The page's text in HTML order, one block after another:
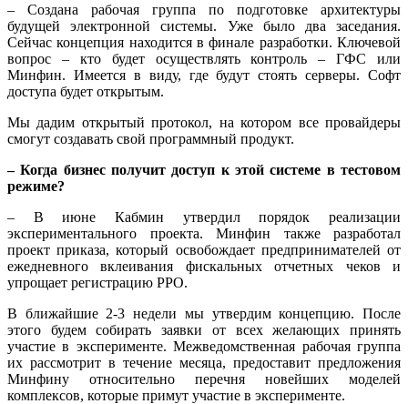
– Создана рабочая группа по подготовке архитектуры
будущей электронной системы. Уже было два заседания.
Сейчас концепция находится в финале разработки. Ключевой
вопрос – кто будет осуществлять контроль – ГФС или
Минфин. Имеется в виду, где будут стоять серверы. Софт
доступа будет открытым.
Мы дадим открытый протокол, на котором все провайдеры
смогут создавать свой программный продукт.
– Когда бизнес получит доступ к этой системе в тестовом
режиме?
– В июне Кабмин утвердил порядок реализации
экспериментального проекта. Минфин также разработал
проект приказа, который освобождает предпринимателей от
ежедневного вклеивания фискальных отчетных чеков и
упрощает регистрацию РРО.
В ближайшие 2-3 недели мы утвердим концепцию. После
этого будем собирать заявки от всех желающих принять
участие в эксперименте. Межведомственная рабочая группа
их рассмотрит в течение месяца, предоставит предложения
Минфину относительно перечня новейших моделей
комплексов, которые примут участие в эксперименте.